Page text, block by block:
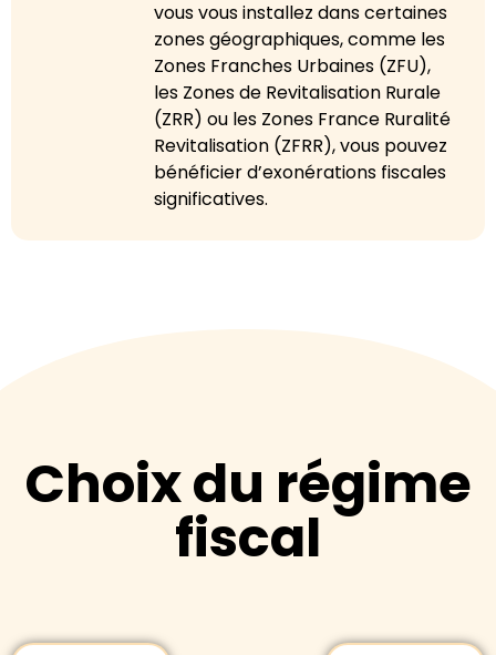
vous vous installez dans certaines
zones géographiques, comme les
Zones Franches Urbaines (ZFU),
les Zones de Revitalisation Rurale
(ZRR) ou les Zones France Ruralité
Revitalisation (ZFRR), vous pouvez
bénéficier d’exonérations fiscales
significatives.
Choix du régime
fiscal